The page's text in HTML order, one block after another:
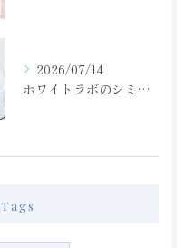
2026/07/14
ホワイトラボのシミ取り放題！肝斑もOK！！
Tags